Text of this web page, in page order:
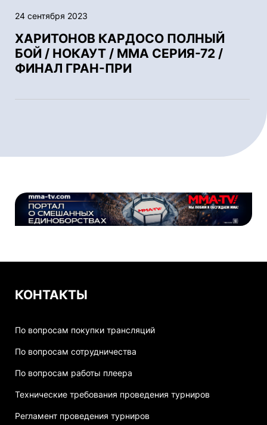
24 сентября 2023
ХАРИТОНОВ КАРДОСО ПОЛНЫЙ
БОЙ / НОКАУТ / ММА СЕРИЯ-72 /
ФИНАЛ ГРАН-ПРИ
КОНТАКТЫ
По вопросам покупки трансляций
По вопросам сотрудничества
По вопросам работы плеера
Технические требования проведения турниров
Регламент проведения турниров